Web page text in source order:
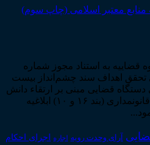
معتبر اسلامی (چاپ سوم)
قضاییه به استناد مجوز شماره
در راستای تحقق اهداف سند چشم‌انداز بیست
قضایی مبنی بر ارتقاء دانش
حقوقی جامعه و ترویج فرهنگ قانونمداری (بند ۱۶ و ۱۰) ابلاغیه
آرای وحدت رویه اجاره اجرای احکام